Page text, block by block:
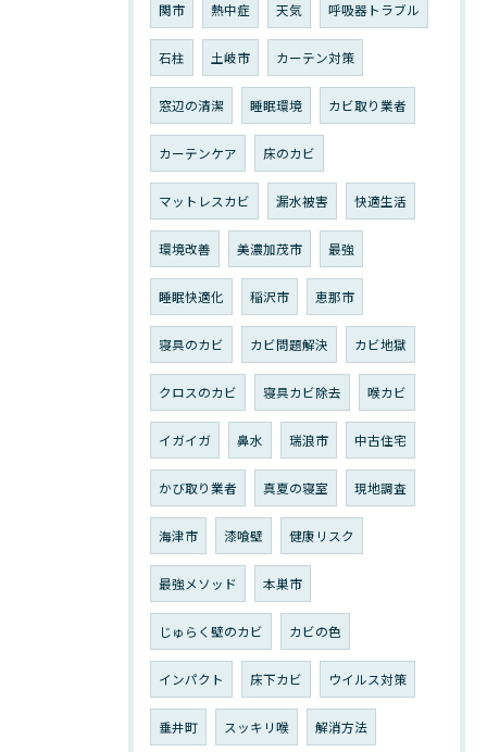
関市 熱中症 天気 呼吸器トラブル
石柱 土岐市 カーテン対策
窓辺の清潔 睡眠環境 カビ取り業者
カーテンケア 床のカビ
マットレスカビ 漏水被害 快適生活
環境改善 美濃加茂市 最強
睡眠快適化 稲沢市 恵那市
寝具のカビ カビ問題解決 カビ地獄
クロスのカビ 寝具カビ除去 喉カビ
イガイガ 鼻水 瑞浪市 中古住宅
かび取り業者 真夏の寝室 現地調査
海津市 漆喰壁 健康リスク
最強メソッド 本巣市
じゅらく壁のカビ カビの色
インパクト 床下カビ ウイルス対策
垂井町 スッキリ喉 解消方法